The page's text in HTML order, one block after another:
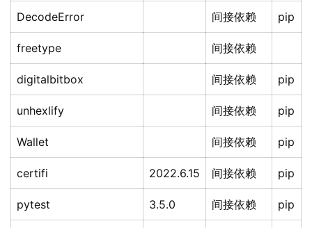
DecodeError 间接依赖 pip
freetype 间接依赖
digitalbitbox 间接依赖 pip
unhexlify 间接依赖 pip
Wallet 间接依赖 pip
certifi 2022.6.15 间接依赖 pip
pytest 3.5.0 间接依赖 pip